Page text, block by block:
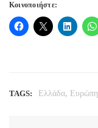
Κοινοποιήστε:
TAGS: Ελλάδα, Ευρώπη